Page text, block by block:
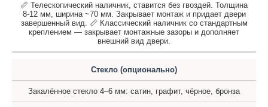
📏 Телескопический наличник, ставится без гвоздей. Толщина
8-12 мм, ширина ~70 мм. Закрывает монтаж и придает двери
завершенный вид. 📏 Классический наличник со стандартным
креплением — закрывает монтажные зазоры и дополняет
внешний вид двери.
Стекло (опционально)
Закалённое стекло 4–6 мм: сатин, графит, чёрное, бронза